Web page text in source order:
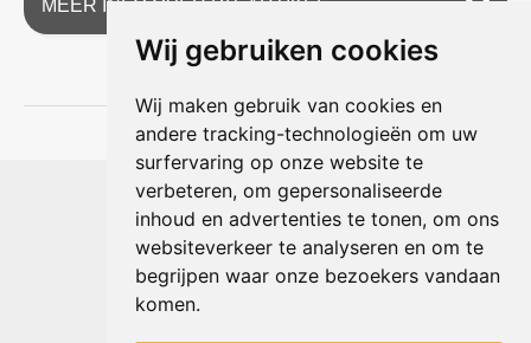
Wij gebruiken cookies
Wij maken gebruik van cookies en
andere tracking-technologieën om uw
surfervaring op onze website te
verbeteren, om gepersonaliseerde
inhoud en advertenties te tonen, om ons
websiteverkeer te analyseren en om te
begrijpen waar onze bezoekers vandaan
komen.
MEER INFO OVER DIT ARTIKEL
Shophouse online
Max Planckstraat 4
6716 BE Ede, Nederland
Telefoon:+31(0)318 618 121
E-mail: info@shophouse.nl
Geopend: ma t/m vr 09:00-17:00 uur